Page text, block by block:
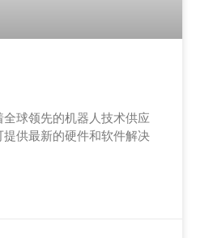
球领先的机器人技术供应
供最新的硬件和软件解决